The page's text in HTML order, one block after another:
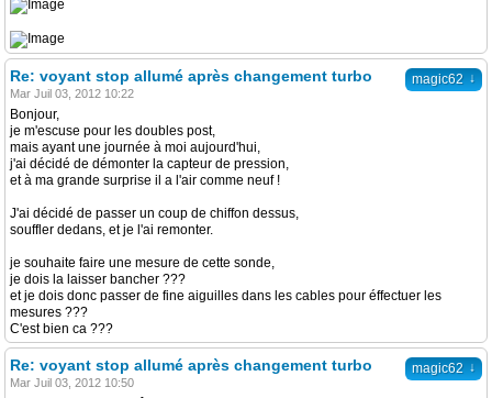
magic62 ↓
Re: voyant stop allumé après changement turbo
Mar Juil 03, 2012 10:22
Bonjour,
je m'escuse pour les doubles post,
mais ayant une journée à moi aujourd'hui,
j'ai décidé de démonter la capteur de pression,
et à ma grande surprise il a l'air comme neuf !
J'ai décidé de passer un coup de chiffon dessus,
souffler dedans, et je l'ai remonter.
je souhaite faire une mesure de cette sonde,
je dois la laisser bancher ???
et je dois donc passer de fine aiguilles dans les cables pour éffectuer les
mesures ???
C'est bien ca ???
magic62 ↓
Re: voyant stop allumé après changement turbo
Mar Juil 03, 2012 10:50